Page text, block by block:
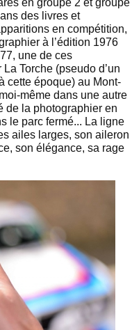
en groupe 2 et groupe
des livres et
en compétition,
à l’édition 1976
une de ces
Torche (pseudo d’un
cette époque) au Mont-
même dans une autre
de la photographier en
le parc fermé... La ligne
ailes larges, son aileron
son élégance, sa rage